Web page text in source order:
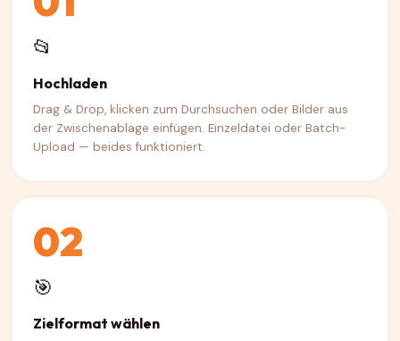
📂
Hochladen
Drag & Drop, klicken zum Durchsuchen oder Bilder aus
der Zwischenablage einfügen. Einzeldatei oder Batch-
Upload — beides funktioniert.
02
🎯
Zielformat wählen